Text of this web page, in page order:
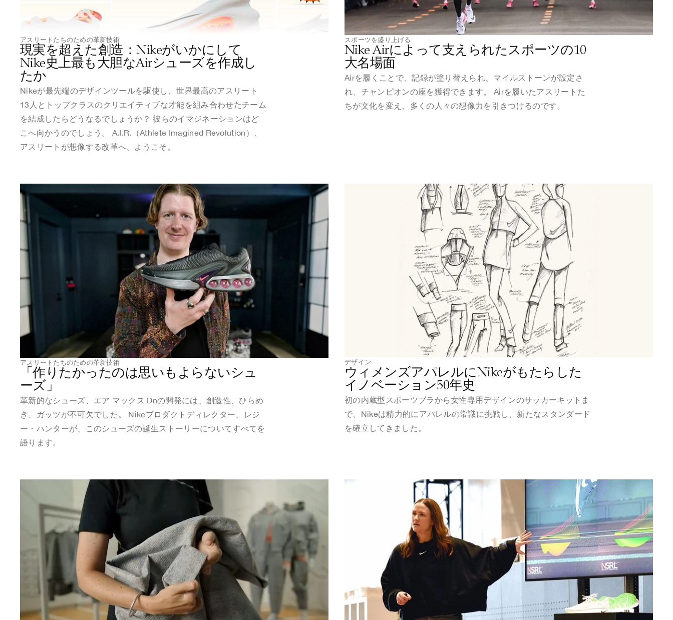
アスリートたちのための革新技術
現実を超えた創造：Nikeがいかにして
Nike史上最も大胆なAirシューズを作成し
たか
Nikeが最先端のデザインツールを駆使し、世界最高のアスリート
13人とトップクラスのクリエイティブな才能を組み合わせたチーム
を結成したらどうなるでしょうか？ 彼らのイマジネーションはど
こへ向かうのでしょう。 A.I.R.（Athlete Imagined Revolution）、
アスリートが想像する改革へ、ようこそ。
スポーツを盛り上げる
Nike Airによって支えられたスポーツの10
大名場面
Airを履くことで、記録が塗り替えられ、マイルストーンが設定さ
れ、チャンピオンの座を獲得できます。 Airを履いたアスリートた
ちが文化を変え、多くの人々の想像力を引きつけるのです。
アスリートたちのための革新技術
「作りたかったのは思いもよらないシュ
ーズ」
革新的なシューズ、エア マックス Dnの開発には、創造性、ひらめ
き、ガッツが不可欠でした。 Nikeプロダクトディレクター、レジ
ー・ハンターが、このシューズの誕生ストーリーについてすべてを
語ります。
デザイン
ウィメンズアパレルにNikeがもたらした
イノベーション50年史
初の内蔵型スポーツブラから女性専用デザインのサッカーキットま
で、Nikeは精力的にアパレルの常識に挑戦し、新たなスタンダード
を確立してきました。